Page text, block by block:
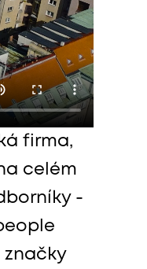
firma,
celém
-
značky